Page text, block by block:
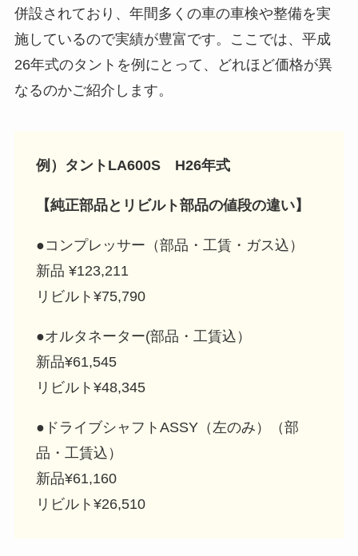
併設されており、年間多くの車の車検や整備を実
施しているので実績が豊富です。ここでは、平成
26年式のタントを例にとって、どれほど価格が異
なるのかご紹介します。
例）タントLA600S H26年式
【純正部品とリビルト部品の値段の違い】
●コンプレッサー（部品・工賃・ガス込）
新品 ¥123,211
リビルト¥75,790
●オルタネーター(部品・工賃込）
新品¥61,545
リビルト¥48,345
●ドライブシャフトASSY（左のみ）（部
品・工賃込）
新品¥61,160
リビルト¥26,510